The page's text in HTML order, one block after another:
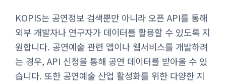
KOPIS는 공연정보 검색뿐만 아니라 오픈 API를 통해
외부 개발자나 연구자가 데이터를 활용할 수 있도록 지
원합니다. 공연예술 관련 앱이나 웹서비스를 개발하려
는 경우, API 신청을 통해 공연 데이터를 받아올 수 있
습니다. 또한 공연예술 산업 활성화를 위한 다양한 지